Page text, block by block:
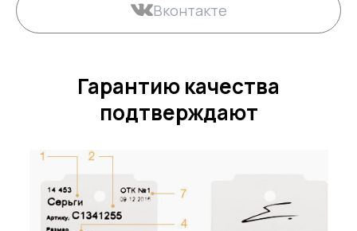
Вконтакте
Гарантию качества
подтверждают